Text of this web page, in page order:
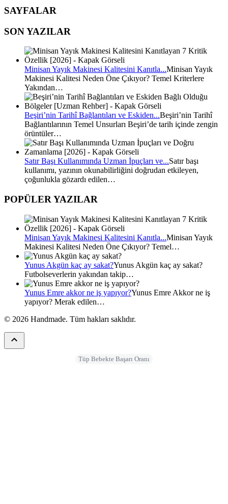
SAYFALAR
SON YAZILAR
Minisan Yayık Makinesi Kalitesini Kanıtla...Minisan Yayık
Makinesi Kalitesi Neden Öne Çıkıyor? Temel Kriterlere
Yakından…
Beşiri’nin Tarihî Bağlantıları ve Eskiden...Beşiri’nin Tarihî
Bağlantılarının Temel Unsurları Beşiri’de tarih içinde zengin
örüntüler…
Satır Başı Kullanımında Uzman İpuçları ve...Satır başı
kullanımı, yazının okunabilirliğini doğrudan etkileyen,
çoğunlukla gözardı edilen…
POPÜLER YAZILAR
Minisan Yayık Makinesi Kalitesini Kanıtla...Minisan Yayık
Makinesi Kalitesi Neden Öne Çıkıyor? Temel…
Yunus Akgün kaç ay sakat?Yunus Akgün kaç ay sakat?
Futbolseverlerin yakından takip…
Yunus Emre akkor ne iş yapıyor?Yunus Emre Akkor ne iş
yapıyor? Merak edilen…
© 2026 Handmade. Tüm hakları saklıdır.
Tüp Bebekte Başarı Oranı